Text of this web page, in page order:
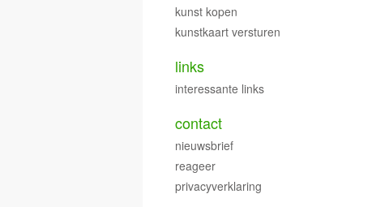
kunst kopen
kunstkaart versturen
links
interessante links
contact
nieuwsbrief
reageer
privacyverklaring